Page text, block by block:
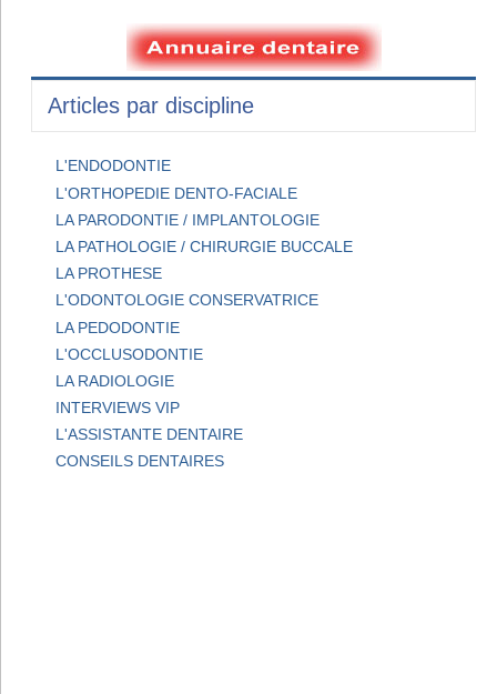
Articles par discipline
L'ENDODONTIE
L'ORTHOPEDIE DENTO-FACIALE
LA PARODONTIE / IMPLANTOLOGIE
LA PATHOLOGIE / CHIRURGIE BUCCALE
LA PROTHESE
L'ODONTOLOGIE CONSERVATRICE
LA PEDODONTIE
L'OCCLUSODONTIE
LA RADIOLOGIE
INTERVIEWS VIP
L'ASSISTANTE DENTAIRE
CONSEILS DENTAIRES